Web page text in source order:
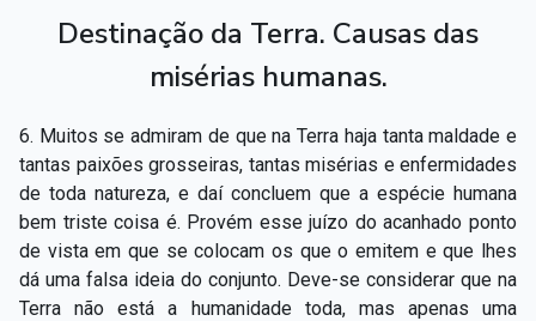
Capítulo XVIII — Muitos os chamados, poucos os
Capítulo XX — Os trabalhadores da última hora ▸
Capítulo XXI — Haverá falsos cristos e falsos
profetas
▸
Capítulo XXII — Não separareis o que Deus juntou ▸
Destinação da Terra. Causas das
misérias humanas.
6. Muitos se admiram de que na Terra haja tanta maldade e
tantas paixões grosseiras, tantas misérias e enfermidades
de toda natureza, e daí concluem que a espécie humana
bem triste coisa é. Provém esse juízo do acanhado ponto
de vista em que se colocam os que o emitem e que lhes
dá uma falsa ideia do conjunto. Deve-se considerar que na
Terra não está a humanidade toda, mas apenas uma